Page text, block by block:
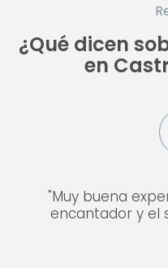
¿Qué dicen
en
"Muy buena
encantador y el